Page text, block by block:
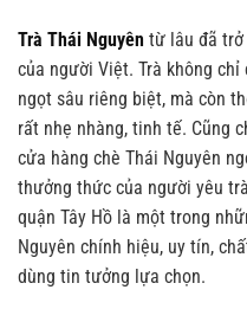
Trà Thái Nguyên từ lâu đã
của người Việt. Trà không
ngọt sâu riêng biệt, mà còn
rất nhẹ nhàng, tinh tế. Cũng
cửa hàng chè Thái Nguyên
thưởng thức của người yêu
quận Tây Hồ là một trong
Nguyên chính hiệu, uy tín,
dùng tin tưởng lựa chọn.